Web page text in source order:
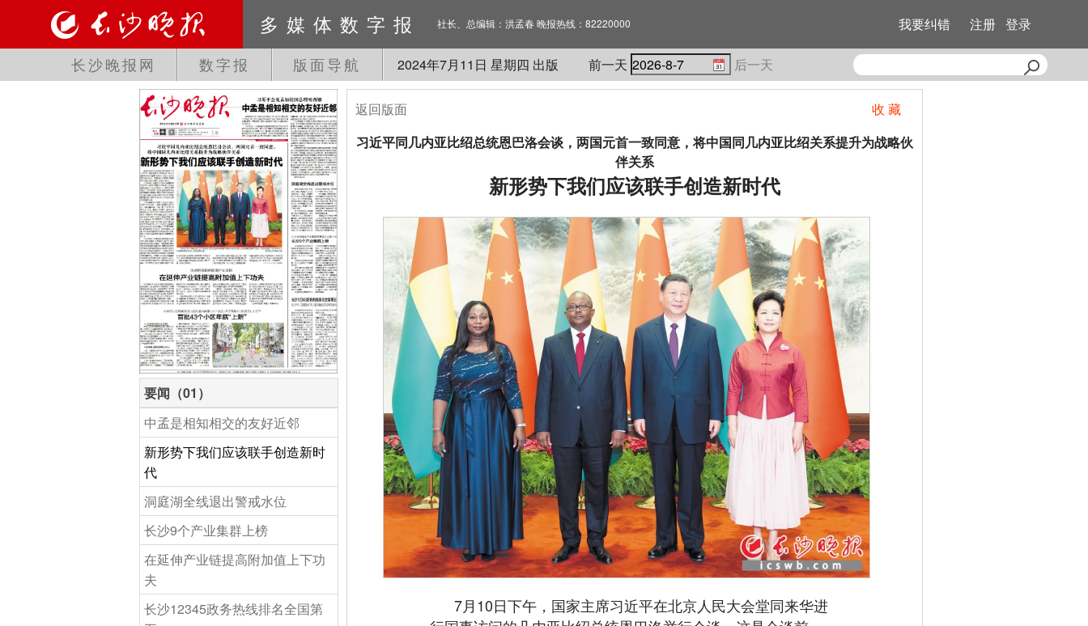
多媒体数字报 社长、总编辑：洪孟春 晚报热线：82220000 我要纠错 注册 登录
长沙晚报网 数字报 版面导航 2024年7月11 日 星期四 出版 前一天 后一天
要闻（01）
中孟是相知相交的友好近邻
新形势下我们应该联手创造新时
代
洞庭湖全线退出警戒水位
长沙9个产业集群上榜
在延伸产业链提高附加值上下功
夫
长沙12345政务热线排名全国第
返回版面
收 藏
习近平同几内亚比绍总统恩巴洛会谈，两国元首一致同意，将中国同几内亚比绍关系提升为战略伙
伴关系
新形势下我们应该联手创造新时代
7月10日下午，国家主席习近平在北京人民大会堂同来华进